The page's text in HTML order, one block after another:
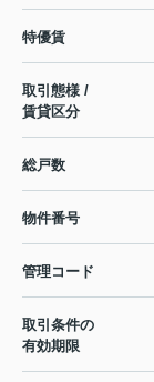
特優賃
取引態様 /
賃貸区分
総戸数
物件番号
管理コード
取引条件の
有効期限